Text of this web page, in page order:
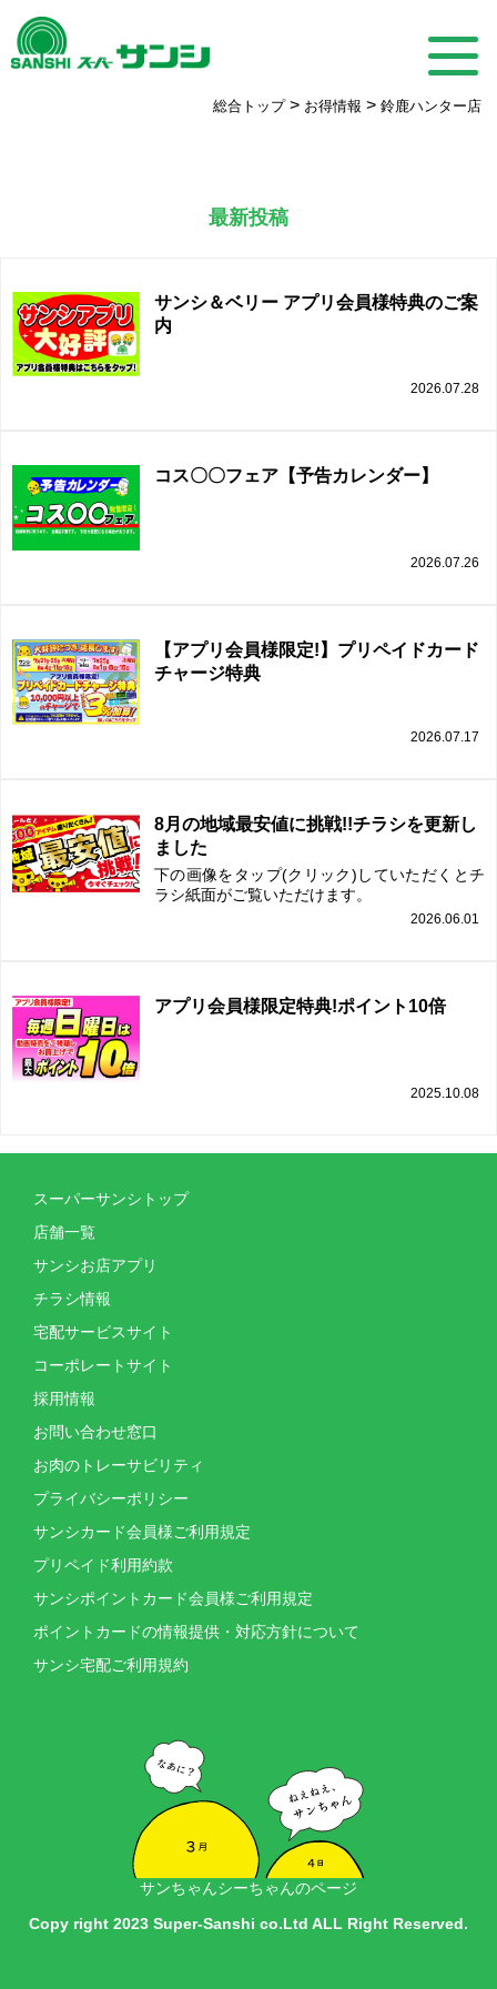
総合トップ > お得情報 > 鈴鹿ハンター店
最新投稿
サンシ＆ベリー アプリ会員様特典のご案
内
2026.07.28
コス〇〇フェア【予告カレンダー】
2026.07.26
【アプリ会員様限定!】プリペイドカード
チャージ特典
2026.07.17
8月の地域最安値に挑戦!!チラシを更新し
ました
下の画像をタップ(クリック)していただくとチ
ラシ紙面がご覧いただけます。
2026.06.01
アプリ会員様限定特典!ポイント10倍
2025.10.08
スーパーサンシトップ
店舗一覧
サンシお店アプリ
チラシ情報
宅配サービスサイト
コーポレートサイト
採用情報
お問い合わせ窓口
お肉のトレーサビリティ
プライバシーポリシー
サンシカード会員様ご利用規定
プリペイド利用約款
サンシポイントカード会員様ご利用規定
ポイントカードの情報提供・対応方針について
サンシ宅配ご利用規約
サンちゃんシーちゃんのページ
Copy right 2023 Super-Sanshi co.Ltd ALL Right Reserved.